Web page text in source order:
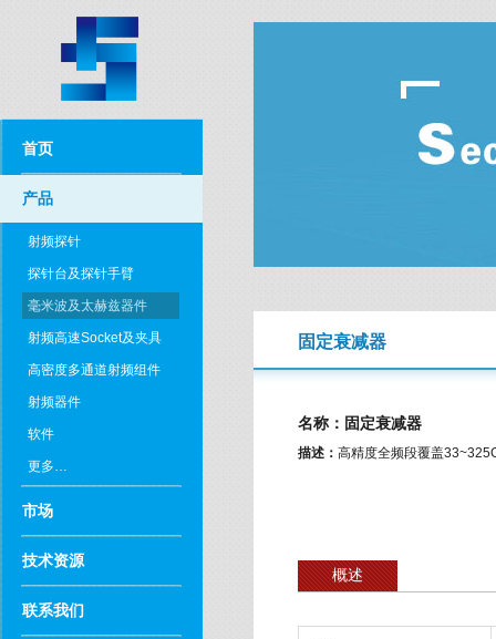
首页
产品
射频探针
探针台及探针手臂
毫米波及太赫兹器件
射频高速Socket及夹具
高密度多通道射频组件
射频器件
软件
更多…
市场
技术资源
联系我们
固定衰减器
名称：固定衰减器
描述： 高精度全频段覆盖
概述